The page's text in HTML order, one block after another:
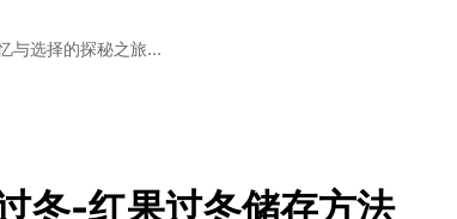
与选择的探秘之旅…
冬-红果过冬储存方法